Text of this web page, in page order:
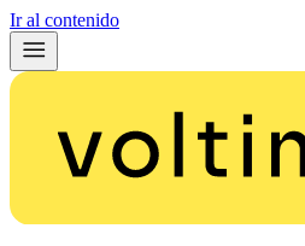
Ir al contenido